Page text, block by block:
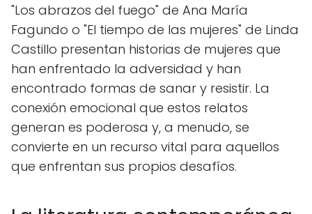
"Los abrazos del fuego" de Ana María
Fagundo o "El tiempo de las mujeres" de Linda
Castillo presentan historias de mujeres que
han enfrentado la adversidad y han
encontrado formas de sanar y resistir. La
conexión emocional que estos relatos
generan es poderosa y, a menudo, se
convierte en un recurso vital para aquellos
que enfrentan sus propios desafíos.